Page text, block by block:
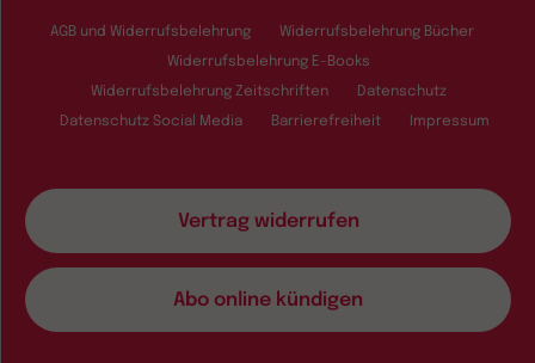
AGB und Widerrufsbelehrung Widerrufsbelehrung Bücher
Widerrufsbelehrung E-Books
Widerrufsbelehrung Zeitschriften Datenschutz
Datenschutz Social Media Barrierefreiheit Impressum
Vertrag widerrufen
Abo online kündigen